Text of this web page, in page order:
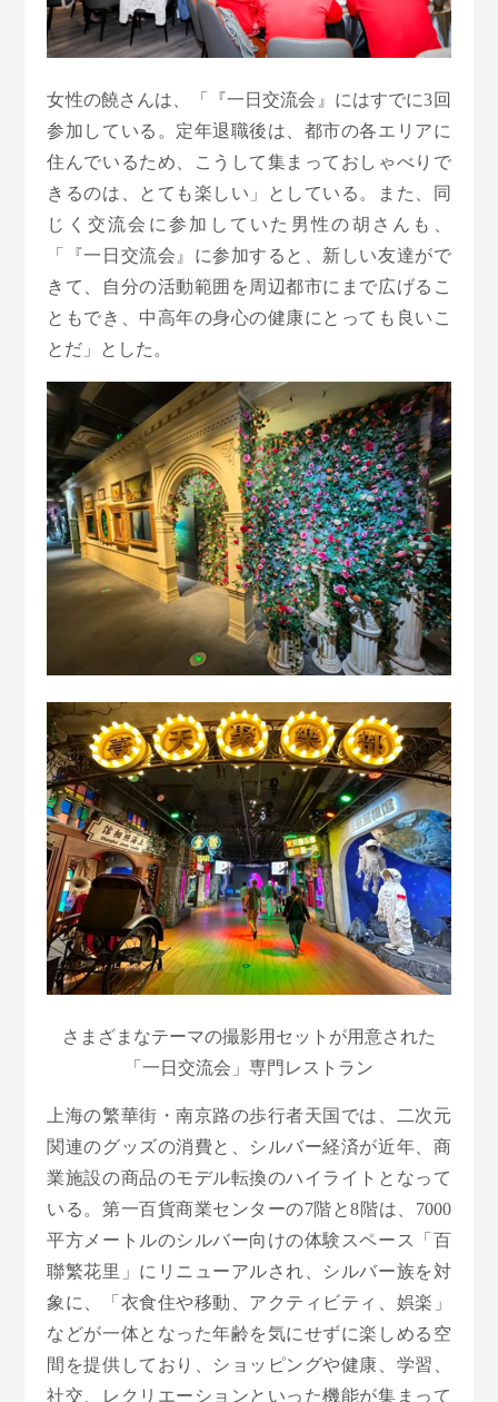
女性の饒さんは、「『一日交流会』にはすでに3回
参加している。定年退職後は、都市の各エリアに
住んでいるため、こうして集まっておしゃべりで
きるのは、とても楽しい」としている。また、同
じく交流会に参加していた男性の胡さんも、
「『一日交流会』に参加すると、新しい友達がで
きて、自分の活動範囲を周辺都市にまで広げるこ
ともでき、中高年の身心の健康にとっても良いこ
とだ」とした。
さまざまなテーマの撮影用セットが用意された
「一日交流会」専門レストラン
上海の繁華街・南京路の歩行者天国では、二次元
関連のグッズの消費と、シルバー経済が近年、商
業施設の商品のモデル転換のハイライトとなって
いる。第一百貨商業センターの7階と8階は、7000
平方メートルのシルバー向けの体験スペース「百
聯繁花里」にリニューアルされ、シルバー族を対
象に、「衣食住や移動、アクティビティ、娯楽」
などが一体となった年齢を気にせずに楽しめる空
間を提供しており、ショッピングや健康、学習、
社交、レクリエーションといった機能が集まって